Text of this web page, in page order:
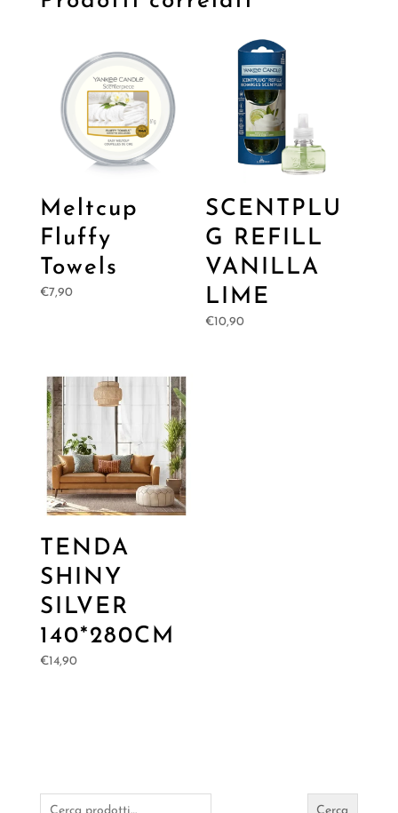
Meltcup
Fluffy
Towels
€7,90
SCENTPLU
G REFILL
VANILLA
LIME
€10,90
TENDA
SHINY
SILVER
140*280CM
€14,90
Cerca: